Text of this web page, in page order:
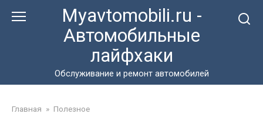
Myavtomobili.ru -
Автомобильные
лайфхаки
Обслуживание и ремонт автомобилей
Главная » Полезное